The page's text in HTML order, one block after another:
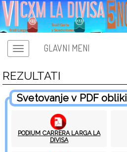
GLAVNI MENI
REZULTATI
Svetovanje v PDF obliki
PODIUM CARRERA LARGA LA
DIVISA